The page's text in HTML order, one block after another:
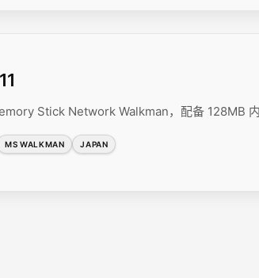
Stick Network Walkman，配备 128MB 内
MS WALKMAN JAPAN